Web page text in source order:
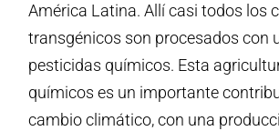
América Latina. Allí casi todos los
transgénicos son procesados ​​con
pesticidas químicos. Esta
químicos es un importante
cambio climático, con una